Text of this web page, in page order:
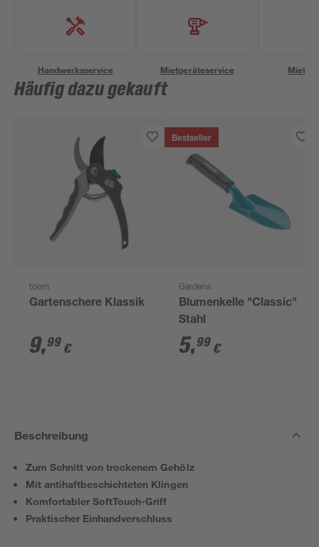
Handwerksservice Mietgeräteservice
Häufig dazu gekauft
toom
Gartenschere Klassik
9,99 €
Bestseller
Gardena
Blumenkelle "Classic"
Stahl
5,99 €
Beschreibung
Zum Schnitt von trockenem Gehölz
Mit antihaftbeschichteten Klingen
Komfortabler SoftTouch-Griff
Praktischer Einhandverschluss